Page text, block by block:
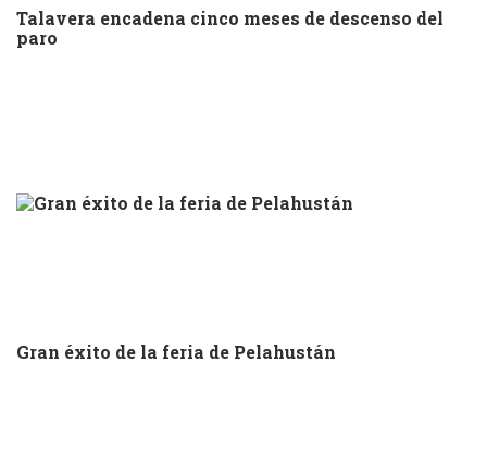
Talavera encadena cinco meses de descenso del
paro
Gran éxito de la feria de Pelahustán